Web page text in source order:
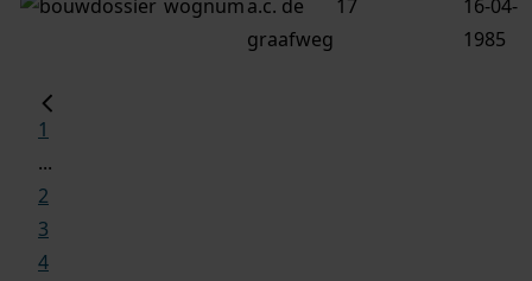
wognuma.c. de
graafweg
17
16-04-
1985
1
...
2
3
4